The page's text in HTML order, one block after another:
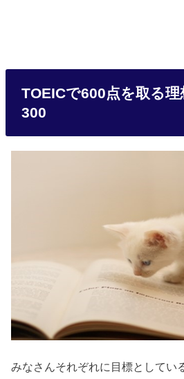
TOEICで600点を取る理
300
みなさんそれぞれに目標としてい